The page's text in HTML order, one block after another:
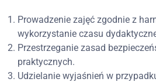
Prowadzenie zajęć zgodnie z
wykorzystanie czasu
Przestrzeganie zasad
praktycznych.
Udzielanie wyjaśnień w